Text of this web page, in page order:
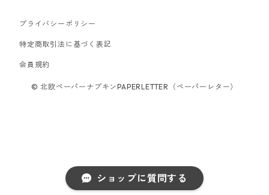
ショップに質問する
ワックスペーパー
デコパージュ用品
食べ物・フルーツ・野菜・ドリンク柄
食器・カトラリー柄
カクテルサイズ
ランチサイズ
カクテルサイズ
ドイツ製 ti-flair/ティーフレア
ランチサイズ
ドイツ製 PAW/パウ
ドイツ製 Home Fashion
デコパージュはさみ
3Dデコパージュ
トレイ
ポスター・カレンダー
北欧雑貨
デコパージュ用品
プライバシーポリシー
特定商取引法に基づく表記
会員規約
© 北欧ペーパーナプキンPAPERLETTER（ペーパーレター）